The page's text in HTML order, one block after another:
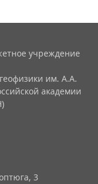
учреждение
им. А.А.
академии
3